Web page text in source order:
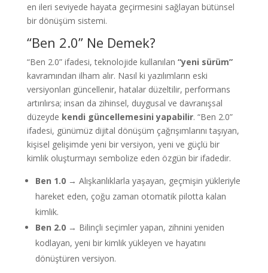
en ileri seviyede hayata geçirmesini sağlayan bütünsel
bir dönüşüm sistemi.
“Ben 2.0” Ne Demek?
“Ben 2.0” ifadesi, teknolojide kullanılan “yeni sürüm”
kavramından ilham alır. Nasıl ki yazılımların eski
versiyonları güncellenir, hatalar düzeltilir, performans
artırılırsa; insan da zihinsel, duygusal ve davranışsal
düzeyde kendi güncellemesini yapabilir. “Ben 2.0”
ifadesi, günümüz dijital dönüşüm çağrışımlarını taşıyan,
kişisel gelişimde yeni bir versiyon, yeni ve güçlü bir
kimlik oluşturmayı sembolize eden özgün bir ifadedir.
Ben 1.0→ Alışkanlıklarla yaşayan, geçmişin yükleriyle
hareket eden, çoğu zaman otomatik pilotta kalan
kimlik.
Ben 2.0→ Bilinçli seçimler yapan, zihnini yeniden
kodlayan, yeni bir kimlik yükleyen ve hayatını
dönüştüren versiyon.